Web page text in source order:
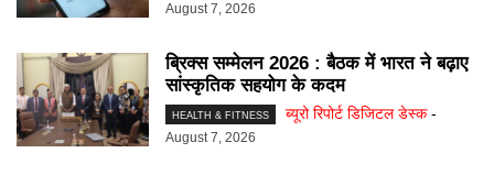
August 7, 2026
ब्रिक्स सम्मेलन 2026 : बैठक में भारत ने बढ़ाए
सांस्कृतिक सहयोग के कदम
HEALTH & FITNESS ब्यूरो रिपोर्ट डिजिटल डेस्क -
August 7, 2026